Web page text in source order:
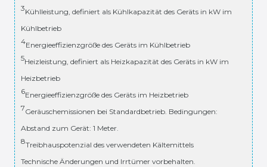
3Kühlleistung, definiert als Kühlkapazität des Geräts in kW im
Kühlbetrieb
4Energieeffizienzgröße des Geräts im Kühlbetrieb
5Heizleistung, definiert als Heizkapazität des Geräts in kW im
Heizbetrieb
6Energieeffizienzgröße des Geräts im Heizbetrieb
7Geräuschemissionen bei Standardbetrieb. Bedingungen:
Abstand zum Gerät: 1 Meter.
8Treibhauspotenzial des verwendeten Kältemittels
Technische Änderungen und Irrtümer vorbehalten.